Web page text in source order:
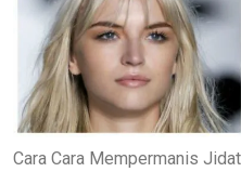
Cara Cara Mempermanis